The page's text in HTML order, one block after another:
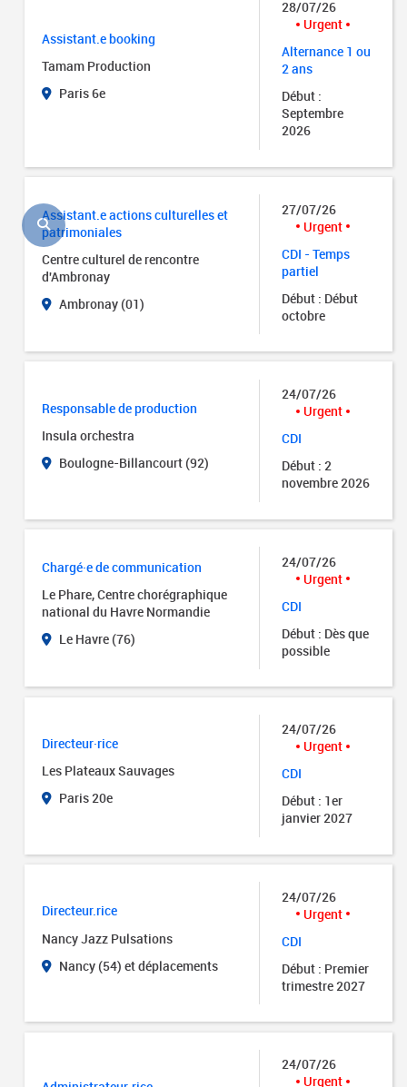
Assistant.e booking
Tamam Production
Paris 6e
28/07/26
Urgent
Alternance 1 ou
2 ans
Début :
Septembre
2026
Assistant.e actions culturelles et
patrimoniales
Centre culturel de rencontre
d'Ambronay
Ambronay (01)
27/07/26
Urgent
CDI - Temps
partiel
Début : Début
octobre
Responsable de production
Insula orchestra
Boulogne-Billancourt (92)
24/07/26
Urgent
CDI
Début : 2
novembre 2026
Chargé·e de communication
Le Phare, Centre chorégraphique
national du Havre Normandie
Le Havre (76)
24/07/26
Urgent
CDI
Début : Dès que
possible
Directeur·rice
Les Plateaux Sauvages
Paris 20e
24/07/26
Urgent
CDI
Début : 1er
janvier 2027
Directeur.rice
Nancy Jazz Pulsations
Nancy (54) et déplacements
24/07/26
Urgent
CDI
Début : Premier
trimestre 2027
24/07/26
Urgent